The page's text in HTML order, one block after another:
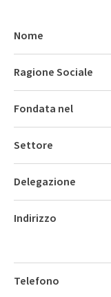
Nome
Ragione Sociale
Fondata nel
Settore
Delegazione
Indirizzo
Telefono